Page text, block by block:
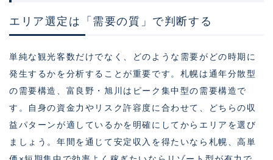
エリア選定は「需要の質」で判断する
単純な観光客数だけでなく、どのような需要がどの時期に
発生するかを分析することが重要です。札幌は通年分散型
の需要構造、富良野・旭川はピーク集中型の需要構造で
す。自身の資金力やリスク許容度に合わせて、どちらの収
益パターンが適しているかを明確にしてからエリアを選び
ましょう。年間を通じて安定収入を得たいなら札幌、高単